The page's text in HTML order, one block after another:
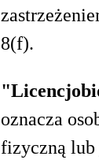
8(f).
oznacza
fizyczną lub